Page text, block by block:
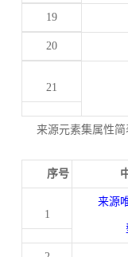
19
20
21
来源元素集属性简
序号
1
来源